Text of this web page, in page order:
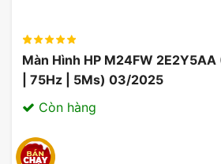
Tính năng kết nối đa
P3223QE
Màn Hình HP M24FW
| 75Hz | 5Ms) 03/2025
Còn hàng